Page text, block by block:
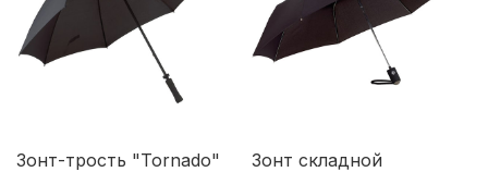
Зонт-трость "Tornado" Зонт складной